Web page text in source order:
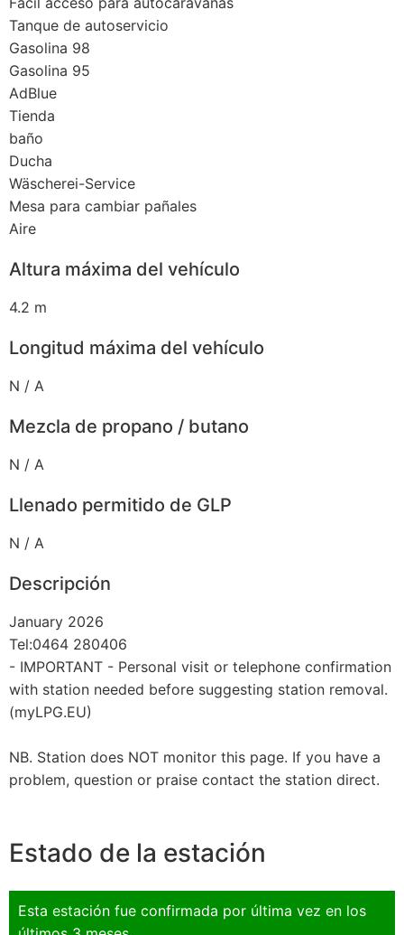
Tanque de autoservicio
Gasolina 98
Gasolina 95
AdBlue
Tienda
baño
Ducha
Wäscherei-Service
Mesa para cambiar pañales
Aire
Altura máxima del vehículo
4.2 m
Longitud máxima del vehículo
N / A
Mezcla de propano / butano
N / A
Llenado permitido de GLP
N / A
Descripción
January 2026
Tel:0464 280406
- IMPORTANT - Personal visit or telephone confirmation
with station needed before suggesting station removal.
(myLPG.EU)
NB. Station does NOT monitor this page. If you have a
problem, question or praise contact the station direct.
Estado de la estación
Esta estación fue confirmada por última vez en los